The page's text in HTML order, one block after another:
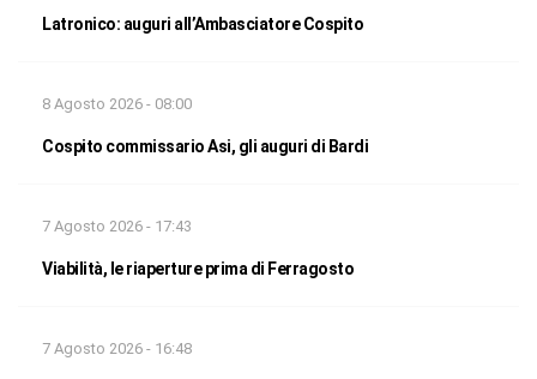
Latronico: auguri all’Ambasciatore Cospito
8 Agosto 2026 - 08:00
Cospito commissario Asi, gli auguri di Bardi
7 Agosto 2026 - 17:43
Viabilità, le riaperture prima di Ferragosto
7 Agosto 2026 - 16:48